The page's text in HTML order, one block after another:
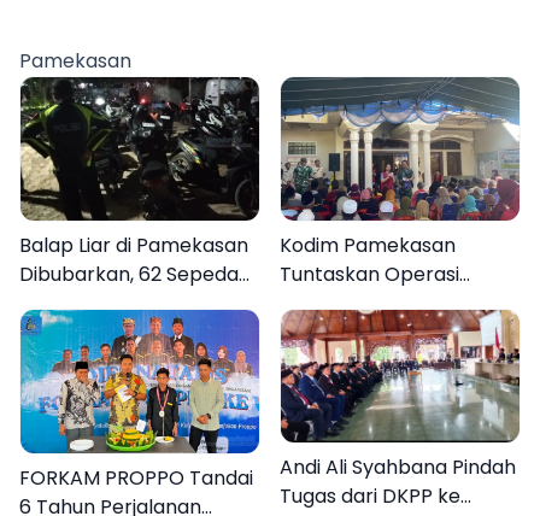
Rakyat
Pamekasan
Balap Liar di Pamekasan
Dibubarkan, 62 Sepeda
Motor Diamankan
Kodim Pamekasan
Tuntaskan Operasi
Katarak Gratis, 160
Warga Kembali Melihat
Lebih Jelas
FORKAM PROPPO Tandai
6 Tahun Perjalanan
Andi Ali Syahbana Pindah
Tugas dari DKPP ke